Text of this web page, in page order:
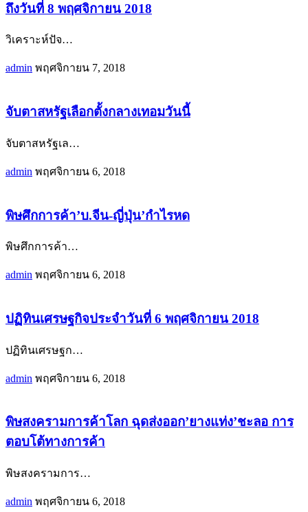
ถึงวันที่ 8 พฤศจิกายน 2018
วิเคราะห์ปัจ…
admin พฤศจิกายน 7, 2018
จับตาสหรัฐเลือกตั้งกลางเทอมวันนี้
จับตาสหรัฐเล…
admin พฤศจิกายน 6, 2018
พิษศึกการค้า’บ.จีน-ญี่ปุ่น’กำไรหด
พิษศึกการค้า…
admin พฤศจิกายน 6, 2018
ปฏิทินเศรษฐกิจประจำวันที่ 6 พฤศจิกายน 2018
ปฏิทินเศรษฐก…
admin พฤศจิกายน 6, 2018
พิษสงครามการค้าโลก ฉุดส่งออก’ยางแท่ง’ชะลอ การ
ตอบโต้ทางการค้า
พิษสงครามการ…
admin พฤศจิกายน 6, 2018